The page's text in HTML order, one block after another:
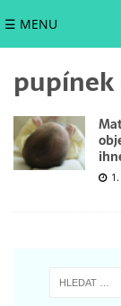
☰ MENU
pupínek